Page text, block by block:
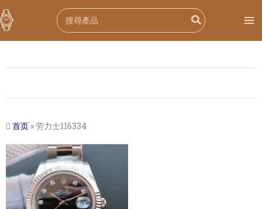
跳
至
内
Search
for:
首页 »劳力士116334